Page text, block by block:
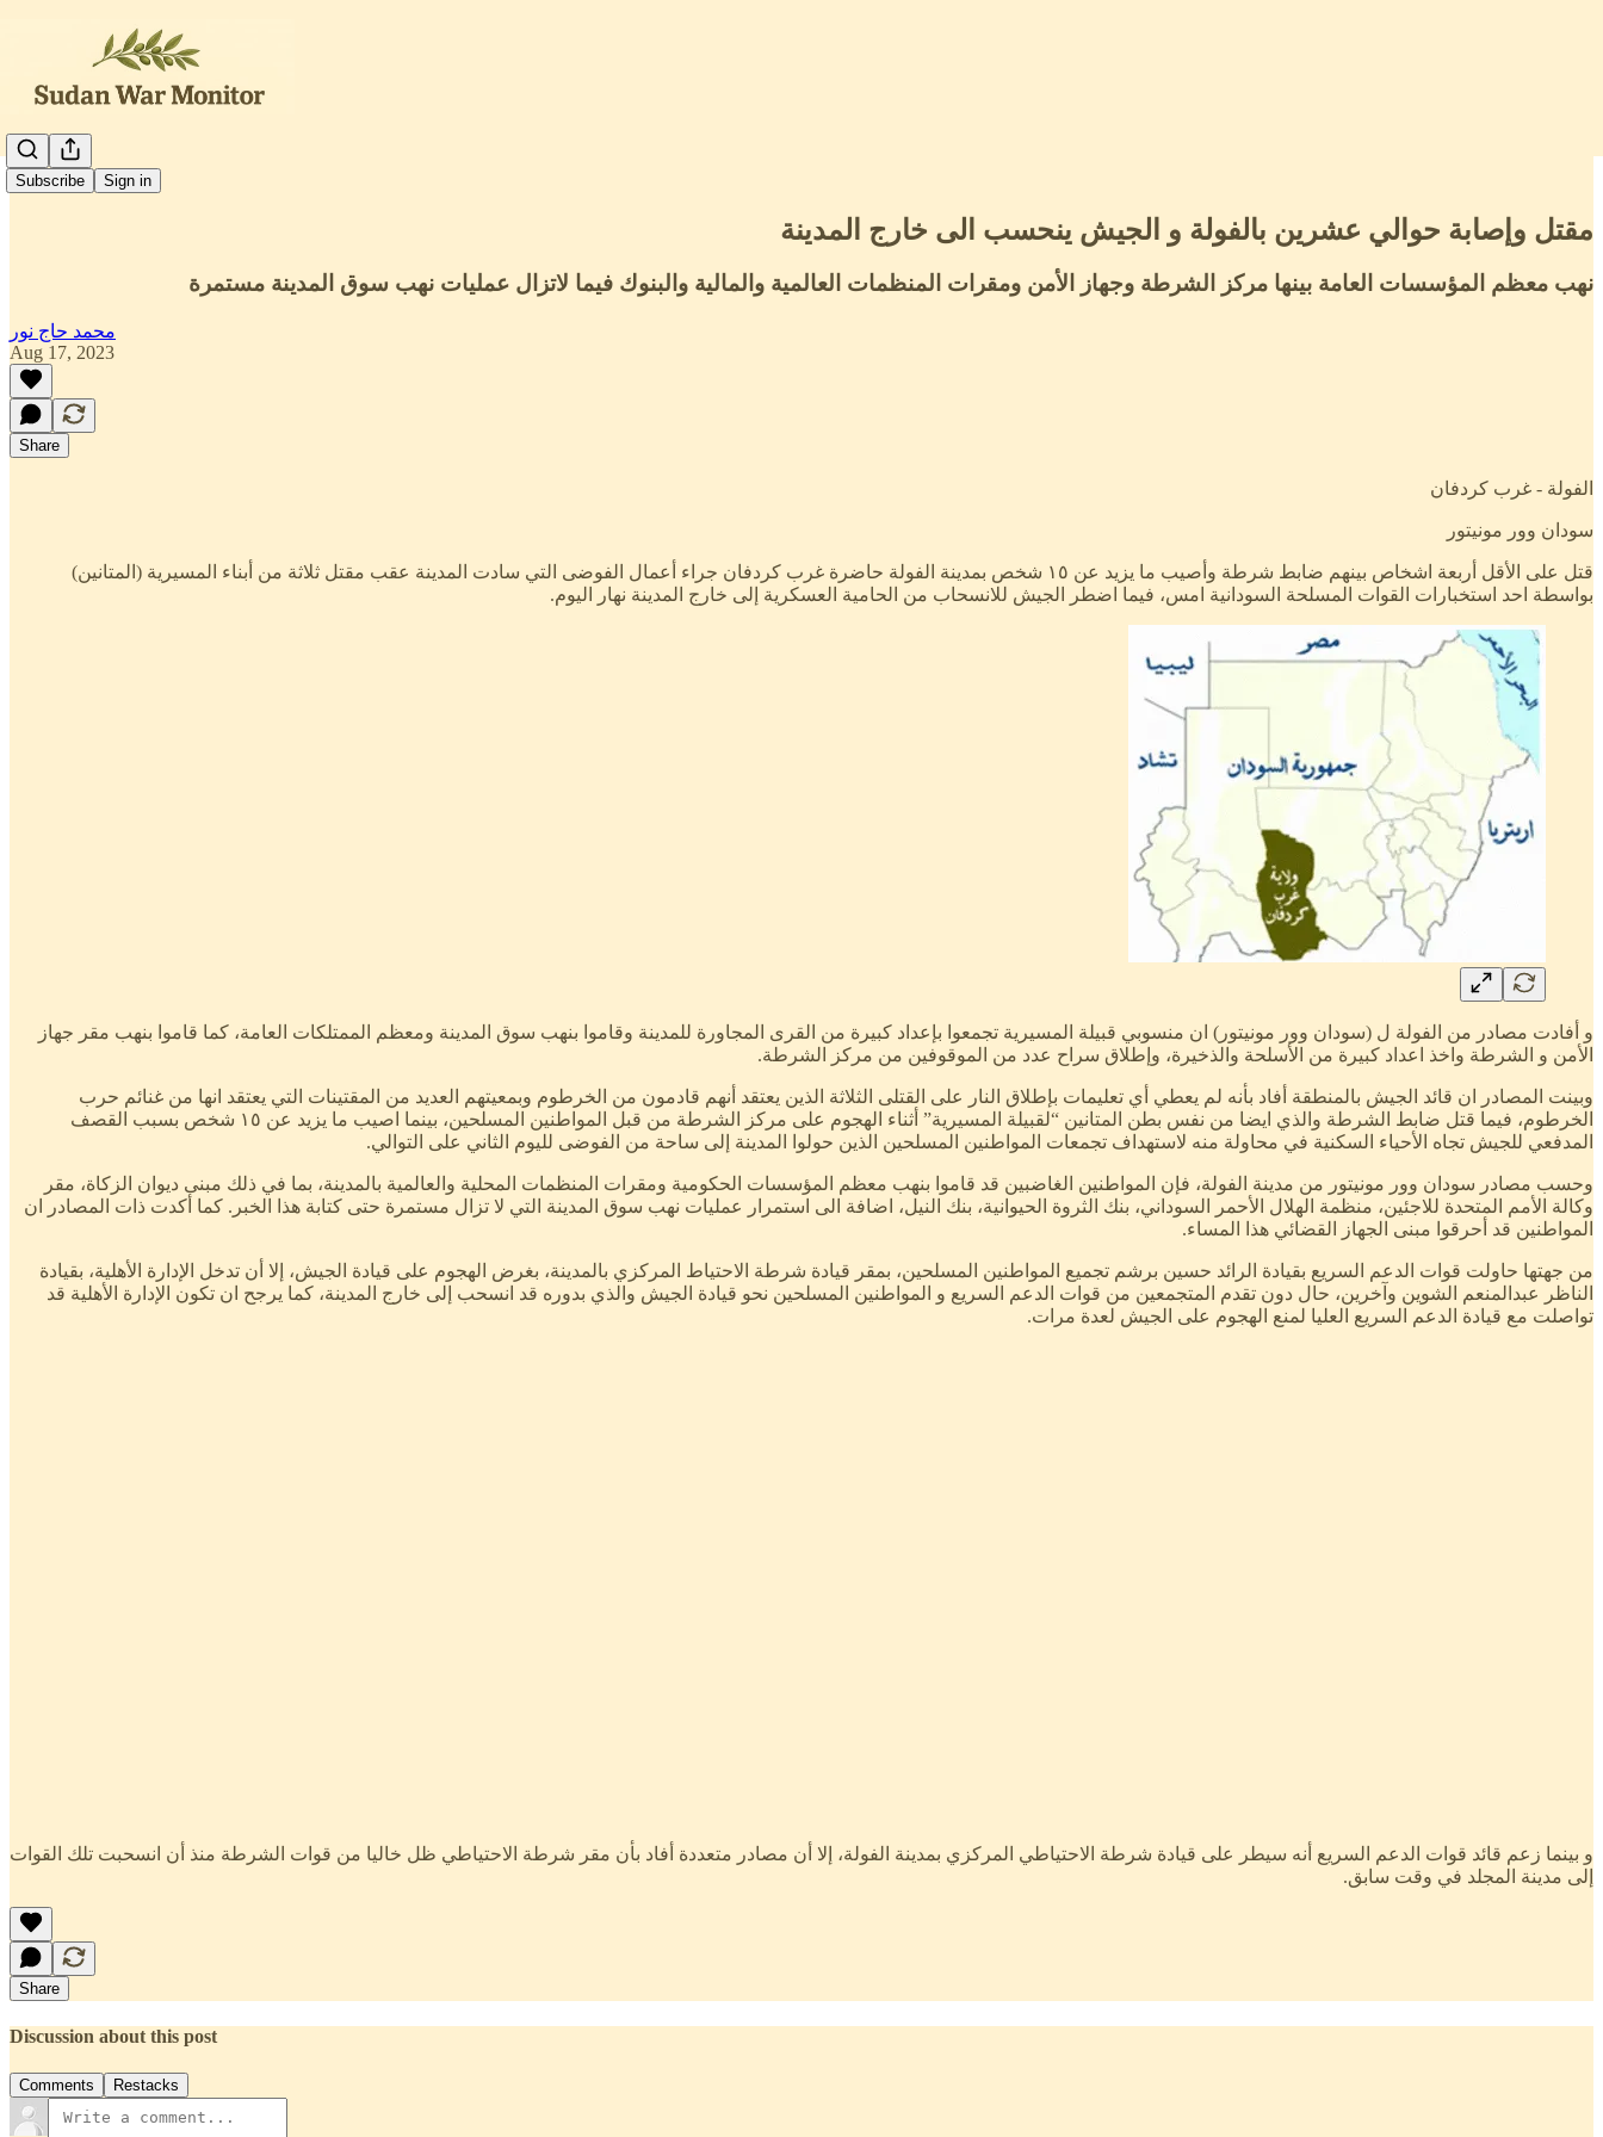
Subscribe Sign in العربية
مقتل وإصابة حوالي عشرين بالفولة و الجيش ينحسب الى خارج المدينة
نهب معظم المؤسسات العامة بينها مركز الشرطة وجهاز الأمن ومقرات المنظمات العالمية والمالية والبنوك فيما لاتزال عمليات نهب سوق المدينة مستمرة
محمد حاج نور
Aug 17, 2023
Share
الفولة - غرب كردفان
سودان وور مونيتور
قتل على الأقل أربعة اشخاص بينهم ضابط شرطة وأصيب ما يزيد عن ١٥ شخص بمدينة الفولة حاضرة غرب كردفان جراء أعمال الفوضى التي سادت المدينة عقب مقتل ثلاثة من أبناء المسيرية (المتانين)
بواسطة احد استخبارات القوات المسلحة السودانية امس، فيما اضطر الجيش للانسحاب من الحامية العسكرية إلى خارج المدينة نهار اليوم.
و أفادت مصادر من الفولة ل (سودان وور مونيتور) ان منسوبي قبيلة المسيرية تجمعوا بإعداد كبيرة من القرى المجاورة للمدينة وقاموا بنهب سوق المدينة ومعظم الممتلكات العامة، كما قاموا بنهب مقر جهاز
الأمن و الشرطة واخذ اعداد كبيرة من الأسلحة والذخيرة، وإطلاق سراح عدد من الموقوفين من مركز الشرطة.
وبينت المصادر ان قائد الجيش بالمنطقة أفاد بأنه لم يعطي أي تعليمات بإطلاق النار على القتلى الثلاثة الذين يعتقد أنهم قادمون من الخرطوم وبمعيتهم العديد من المقتينات التي يعتقد انها من غنائم حرب
الخرطوم، فيما قتل ضابط الشرطة والذي ايضا من نفس بطن المتانين “لقبيلة المسيرية” أثناء الهجوم على مركز الشرطة من قبل المواطنين المسلحين، بينما اصيب ما يزيد عن ١٥ شخص بسبب القصف
المدفعي للجيش تجاه الأحياء السكنية في محاولة منه لاستهداف تجمعات المواطنين المسلحين الذين حولوا المدينة إلى ساحة من الفوضى لليوم الثاني على التوالي.
وحسب مصادر سودان وور مونيتور من مدينة الفولة، فإن المواطنين الغاضبين قد قاموا بنهب معظم المؤسسات الحكومية ومقرات المنظمات المحلية والعالمية بالمدينة، بما في ذلك مبنى ديوان الزكاة، مقر
وكالة الأمم المتحدة للاجئين، منظمة الهلال الأحمر السوداني، بنك الثروة الحيوانية، بنك النيل، اضافة الى استمرار عمليات نهب سوق المدينة التي لا تزال مستمرة حتى كتابة هذا الخبر. كما أكدت ذات المصادر ان
المواطنين قد أحرقوا مبنى الجهاز القضائي هذا المساء.
من جهتها حاولت قوات الدعم السريع بقيادة الرائد حسين برشم تجميع المواطنين المسلحين، بمقر قيادة شرطة الاحتياط المركزي بالمدينة، بغرض الهجوم على قيادة الجيش، إلا أن تدخل الإدارة الأهلية، بقيادة
الناظر عبدالمنعم الشوين وآخرين، حال دون تقدم المتجمعين من قوات الدعم السريع و المواطنين المسلحين نحو قيادة الجيش والذي بدوره قد انسحب إلى خارج المدينة، كما يرجح ان تكون الإدارة الأهلية قد
تواصلت مع قيادة الدعم السريع العليا لمنع الهجوم على الجيش لعدة مرات.
و بينما زعم قائد قوات الدعم السريع أنه سيطر على قيادة شرطة الاحتياطي المركزي بمدينة الفولة، إلا أن مصادر متعددة أفاد بأن مقر شرطة الاحتياطي ظل خاليا من قوات الشرطة منذ أن انسحبت تلك القوات
إلى مدينة المجلد في وقت سابق.
Share
Discussion about this post
Comments Restacks